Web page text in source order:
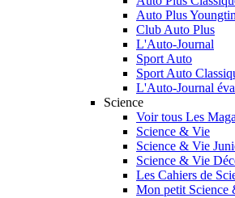
Auto Plus
Club Auto Plus
L'Auto-Journal
Sport Auto
Sport Auto
L'Auto-Journal
Science
Voir tous Les
Science & Vie
Science & Vie
Science & Vie
Les Cahiers de
Mon petit Science